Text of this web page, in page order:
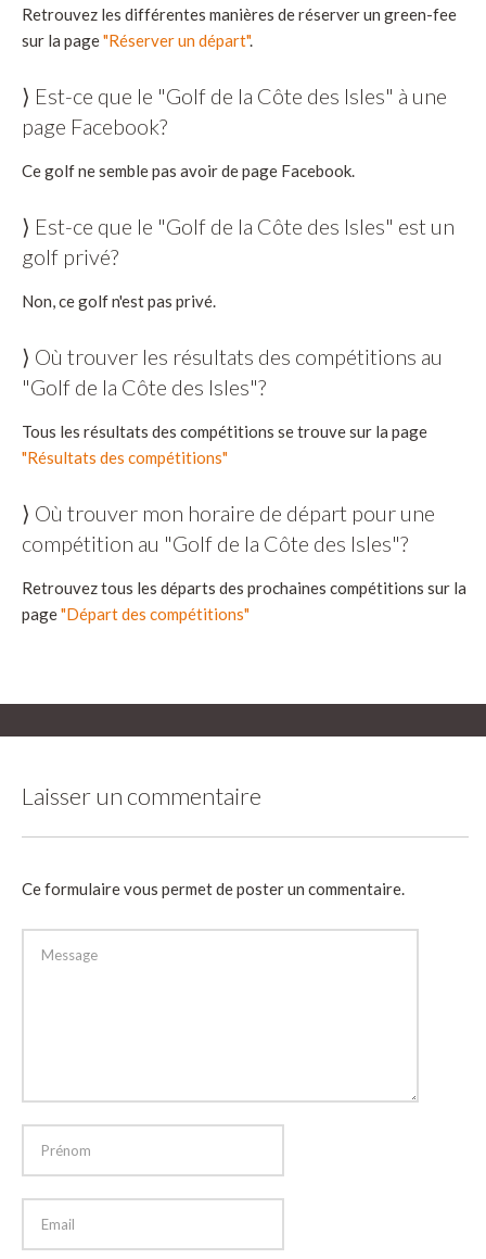
Retrouvez les différentes manières de réserver un green-fee
sur la page"Réserver un départ".
⟩ Est-ce que le "Golf de la Côte des Isles" à une
page Facebook?
Ce golf ne semble pas avoir de page Facebook.
⟩ Est-ce que le "Golf de la Côte des Isles" est un
golf privé?
Non, ce golf n'est pas privé.
⟩ Où trouver les résultats des compétitions au
"Golf de la Côte des Isles"?
Tous les résultats des compétitions se trouve sur la page
"Résultats des compétitions"
⟩ Où trouver mon horaire de départ pour une
compétition au "Golf de la Côte des Isles"?
Retrouvez tous les départs des prochaines compétitions sur la
page"Départ des compétitions"
Laisser un commentaire
Ce formulaire vous permet de poster un commentaire.